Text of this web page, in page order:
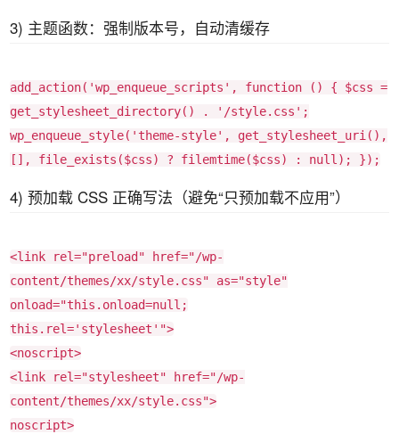
3) 主题函数：强制版本号，自动清缓存
add_action( 'wp_enqueue_scripts' , function () { $css =
get_stylesheet_directory() . '/style.css' ;
wp_enqueue_style( 'theme-style' , get_stylesheet_uri(),
[], file_exists ($css) ? filemtime($css) : null); });
4) 预加载 CSS 正确写法（避免“只预加载不应用”）
<link rel="preload" href="/wp-
content/themes/xx/style.css"
as="style"
onload="this.onload=null;
this.rel='stylesheet'">
<noscript>
<link rel="stylesheet" href="/wp-
content/themes/xx/style.css">
noscript>